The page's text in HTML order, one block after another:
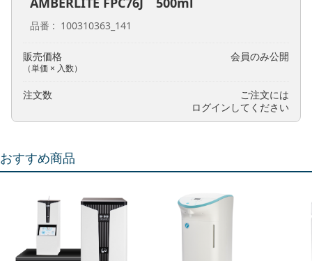
品番 100310363_141
販売価格
（単価 × 入数）
会員のみ公開
注文数
ご注文には
ログイン してください
おすすめ商品